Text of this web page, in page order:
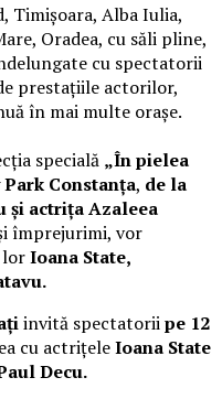
Timișoara, Alba Iulia,
Oradea, cu săli pline,
cu spectatorii
prestațiile actorilor,
în mai multe orașe.
specială „În pielea
Constanța, de la
și actrița Azaleea
împrejurimi, vor
lorIoana State,
invită spectatoriipe 12
cu actrițeleIoana State
Decu.